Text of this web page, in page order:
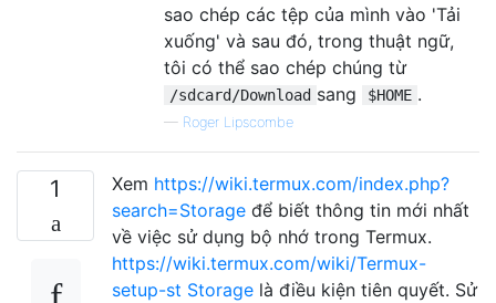
sao chép các tệp của mình vào 'Tải
xuống' và sau đó, trong thuật ngữ,
tôi có thể sao chép chúng từ
/sdcard/Download sang $HOME .
— Roger Lipscombe
1 Xem https://wiki.termux.com/index.php?
search=Storage để biết thông tin mới nhất
về việc sử dụng bộ nhớ trong Termux.
https://wiki.termux.com/wiki/Termux-
setup-st Storage là điều kiện tiên quyết. Sử